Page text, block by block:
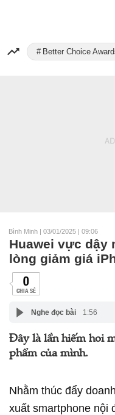
Better Choice
Bình Minh | 03/01/2025 | 09:06
Huawei vực dậy
lòng giảm giá
0
CHIA SẺ
Nghe đọc bài 1:56
Đây là lần hiếm hoi
phẩm của mình.
Nhằm thúc đẩy
xuất smartphone nội